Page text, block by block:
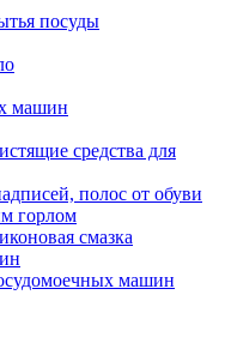
посуды
машин
средства для
полос от обуви
горлом
смазка
машин